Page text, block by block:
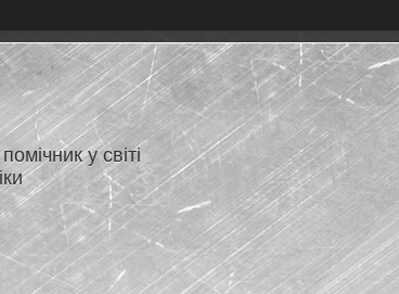
у світі